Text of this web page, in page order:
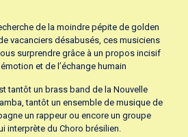
de la moindre pépite de golden
vacanciers désabusés, ces musiciens
surprendre grâce à un propos incisif
et de l’échange humain
tantôt un brass band de la Nouvelle
tantôt un ensemble de musique de
un rappeur ou encore un groupe
interprète du Choro brésilien.